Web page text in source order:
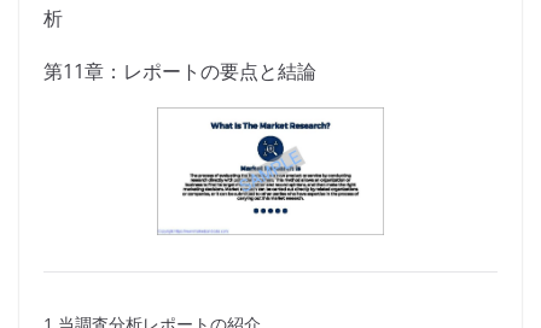
析
第11章：レポートの要点と結論